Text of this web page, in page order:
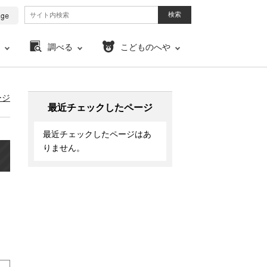
調べる こどものへや
最近チェックしたページ
最近チェックしたページはあ
りません。